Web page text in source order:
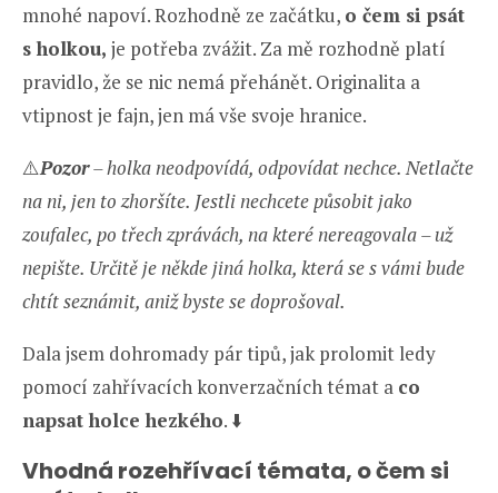
mnohé napoví. Rozhodně ze začátku, o čem si psát
s holkou, je potřeba zvážit. Za mě rozhodně platí
pravidlo, že se nic nemá přehánět. Originalita a
vtipnost je fajn, jen má vše svoje hranice.
⚠️Pozor– holka neodpovídá, odpovídat nechce. Netlačte
na ni, jen to zhoršíte. Jestli nechcete působit jako
zoufalec, po třech zprávách, na které nereagovala – už
nepište. Určitě je někde jiná holka, která se s vámi bude
chtít seznámit, aniž byste se doprošoval.
Dala jsem dohromady pár tipů, jak prolomit ledy
pomocí zahřívacích konverzačních témat a co
napsat holce hezkého. ⬇️
Vhodná rozehřívací témata, o čem si